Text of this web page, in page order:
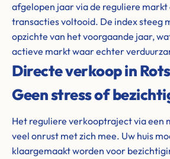
afgelopen jaar via de reguliere markt
transacties voltooid. De index steeg
opzichte van het voorgaande jaar,
actieve markt waar echter
Directe verkoop in
Geen stress of
Het reguliere verkooptraject via een
veel onrust met zich mee. Uw huis
klaargemaakt worden voor